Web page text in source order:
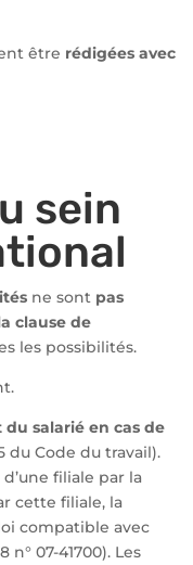
être rédigées avec
sein
ne sont pas
clause de
les possibilités.
salarié en cas de
du Code du travail).
filiale par la
cette filiale, la
compatible avec
07-41700). Les